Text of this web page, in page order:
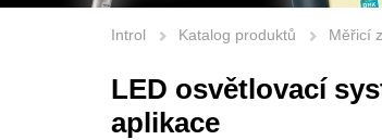
Introl Katalog produktů Měřicí
LED osvětlovací
aplikace